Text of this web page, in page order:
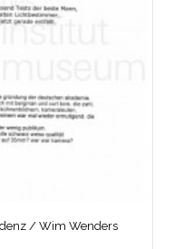
/ Wim Wenders